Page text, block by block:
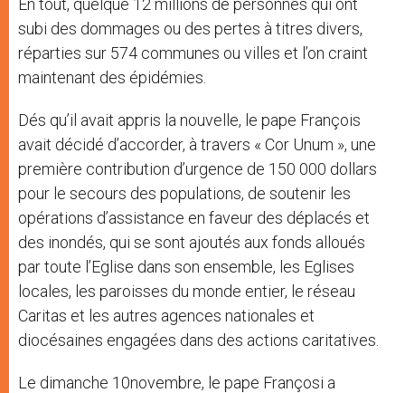
En tout, quelque 12 millions de personnes qui ont
subi des dommages ou des pertes à titres divers,
réparties sur 574 communes ou villes et l’on craint
maintenant des épidémies.
Dés qu’il avait appris la nouvelle, le pape François
avait décidé d’accorder, à travers « Cor Unum », une
première contribution d’urgence de 150 000 dollars
pour le secours des populations, de soutenir les
opérations d’assistance en faveur des déplacés et
des inondés, qui se sont ajoutés aux fonds alloués
par toute l’Eglise dans son ensemble, les Eglises
locales, les paroisses du monde entier, le réseau
Caritas et les autres agences nationales et
diocésaines engagées dans des actions caritatives.
Le dimanche 10novembre, le pape Françosi a